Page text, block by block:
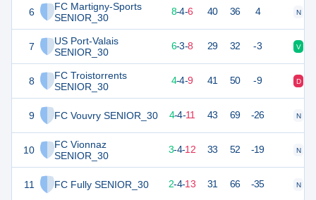
6
FC Martigny-Sports
SENIOR_30
7
US Port-Valais
SENIOR_30
8
FC Troistorrents
SENIOR_30
9 FC Vouvry SENIOR_30
10
FC Vionnaz
SENIOR_30
11 FC Fully SENIOR_30
27 8-4-6 40 36 4 N
6-3-8 29 32 -3 V
16 4-4-9 41 50 -9 D
15 19 4-4-11 43 69 -26 N
3-4-12 33 52 -19 N
10 19 2-4-13 31 66 -35 N